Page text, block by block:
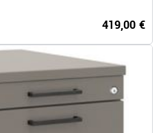
419,00 €